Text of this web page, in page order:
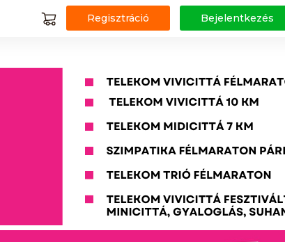
Regisztráció Bejelentkezés